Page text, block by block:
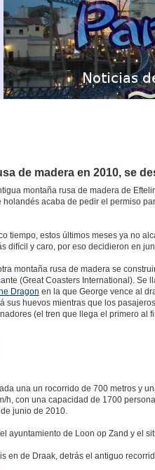
de madera en 2010, se
montaña rusa de madera de
acaba de pedir el permiso
tiempo, estos últimos meses ya no
difícil y caro, por eso decidieron en
montaña rusa de madera se
(Great Coasters International). Se
Dragon en la que George vence al
sus huevos mientras que los
(el tren que llega el primero al
una un rocorrido de 700 metros y
h, con una capacidad de 1700
junio de 2010.
ayuntamiento de Loon op Zand y el
en de Draak, detrás el antiguo